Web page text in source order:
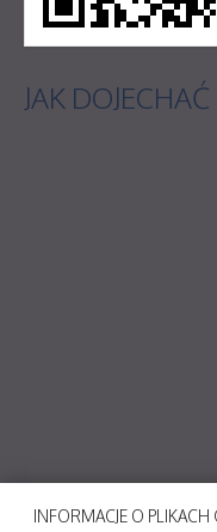
JAK DOJECHAĆ
INFORMACJE O PLIKACH